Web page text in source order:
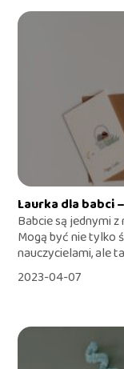
Laurka dla babci
Babcie są jednymi
Mogą być nie tylko
nauczycielami, ale
2023-04-07